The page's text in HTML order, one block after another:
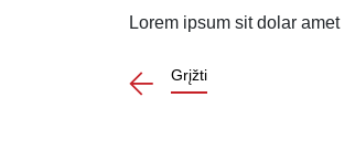
Lorem ipsum sit dolar amet
Grįžti